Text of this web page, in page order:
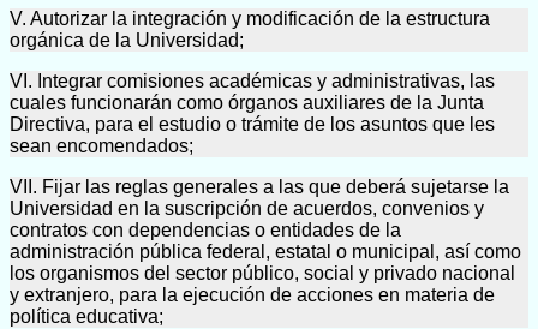
V. Autorizar la integración y modificación de la estructura
orgánica de la Universidad;
VI. Integrar comisiones académicas y administrativas, las
cuales funcionarán como órganos auxiliares de la Junta
Directiva, para el estudio o trámite de los asuntos que les
sean encomendados;
VII. Fijar las reglas generales a las que deberá sujetarse la
Universidad en la suscripción de acuerdos, convenios y
contratos con dependencias o entidades de la
administración pública federal, estatal o municipal, así como
los organismos del sector público, social y privado nacional
y extranjero, para la ejecución de acciones en materia de
política educativa;